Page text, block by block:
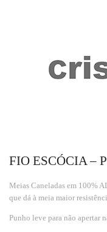
FIO ESCÓCIA –
Meias Caneladas em 100%
que dá à meia maior
Punho leve para não apertar